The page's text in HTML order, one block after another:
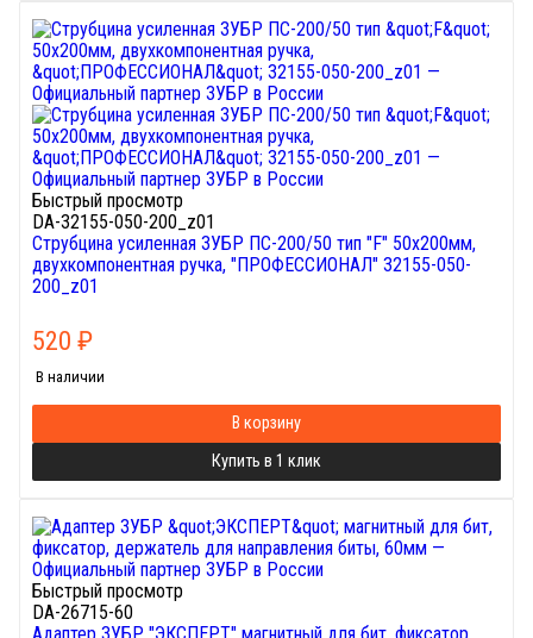
Быстрый просмотр
DA-32155-050-200_z01
Струбцина усиленная ЗУБР ПС-200/50 тип "F" 50х200мм,
двухкомпонентная ручка, "ПРОФЕССИОНАЛ" 32155-050-
200_z01
520 ₽
В наличии
В корзину
Купить в 1 клик
Быстрый просмотр
DA-26715-60